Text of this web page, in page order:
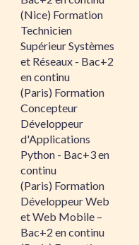
(Nice) Formation
Technicien
Supérieur Systèmes
et Réseaux - Bac+2
en continu
(Paris) Formation
Concepteur
Développeur
d'Applications
Python - Bac+3 en
continu
(Paris) Formation
Développeur Web
et Web Mobile –
Bac+2 en continu